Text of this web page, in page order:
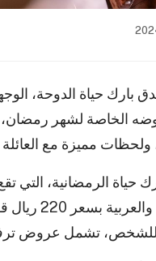
بارك حياة الدوحة،
الخاصة لشهر رمضان،
مميزة مع
تشمل عروض